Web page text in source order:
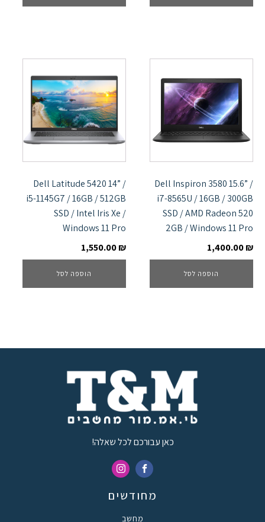
Dell Inspiron 3580 15.6” /
i7-8565U / 16GB / 300GB
SSD / AMD Radeon 520
2GB / Windows 11 Pro
1,400.00₪
הוספה לסל
Dell Latitude 5420 14” /
i5-1145G7 / 16GB / 512GB
SSD / Intel Iris Xe /
Windows 11 Pro
1,550.00₪
הוספה לסל
כאן עבורכם לכל שאלה!
מחודשים
מחשב